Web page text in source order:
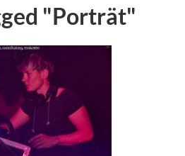
"Porträt"